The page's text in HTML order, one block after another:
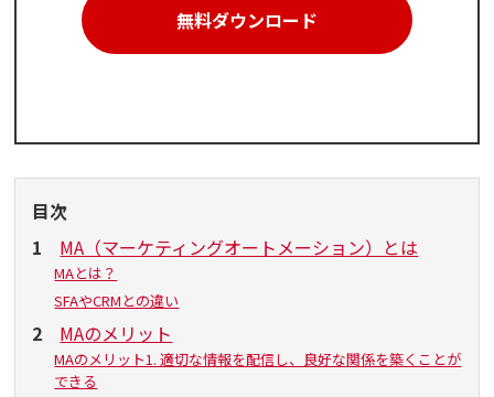
無料ダウンロード
目次
1
MA（マーケティングオートメーション）とは
MAとは？
SFAやCRMとの違い
2 MAのメリット
MAのメリット1. 適切な情報を配信し、良好な関係を築くことが
できる